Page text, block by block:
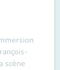
scène